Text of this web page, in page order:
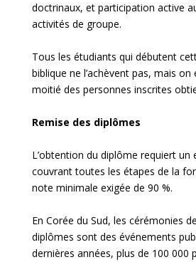
doctrinaux, et participation active
activités de groupe.
Tous les étudiants qui débutent
biblique ne l’achèvent pas, mais on
moitié des personnes inscrites
Remise des diplômes
L’obtention du diplôme requiert un
couvrant toutes les étapes de la
note minimale exigée de 90 %.
En Corée du Sud, les cérémonies
diplômes sont des événements
dernières années, plus de 100 000